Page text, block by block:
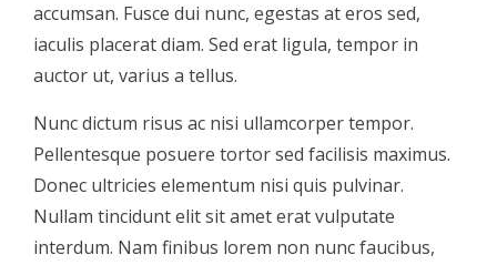
accumsan. Fusce dui nunc, egestas at eros sed,
iaculis placerat diam. Sed erat ligula, tempor in
auctor ut, varius a tellus.
Nunc dictum risus ac nisi ullamcorper tempor.
Pellentesque posuere tortor sed facilisis maximus.
Donec ultricies elementum nisi quis pulvinar.
Nullam tincidunt elit sit amet erat vulputate
interdum. Nam finibus lorem non nunc faucibus,